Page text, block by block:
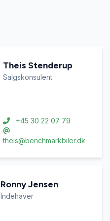
Theis Stenderup
Salgskonsulent
+45 30 22 07 79
theis@benchmarkbiler.dk
Ronny Jensen
Indehaver